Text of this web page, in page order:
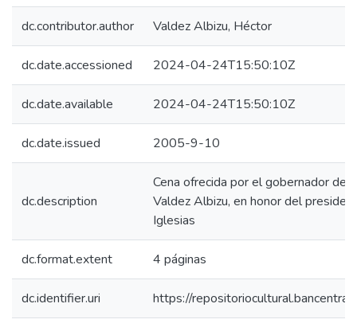
dc.contributor.author Valdez Albizu, Héctor
dc.date.accessioned 2024-04-24T15:50:10Z
dc.date.available 2024-04-24T15:50:10Z
dc.date.issued 2005-9-10
dc.description
Cena ofrecida por el gobernador del
Valdez Albizu, en honor del
Iglesias
dc.format.extent 4 páginas
dc.identifier.uri https://